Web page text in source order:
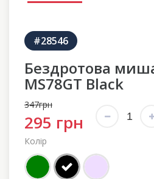
#28546
Бездротова
MS78GT Black
347грн
295 грн
Колір